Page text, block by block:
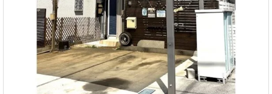
購入向け
サービス
住宅ロー
ンシミュ
レーショ
ン
住まい1プ
ラス（お
役立ちコ
ラム）
ラム）
住まいと
暮らしの
税金の本
（電子ブ
売却ガイ
ド